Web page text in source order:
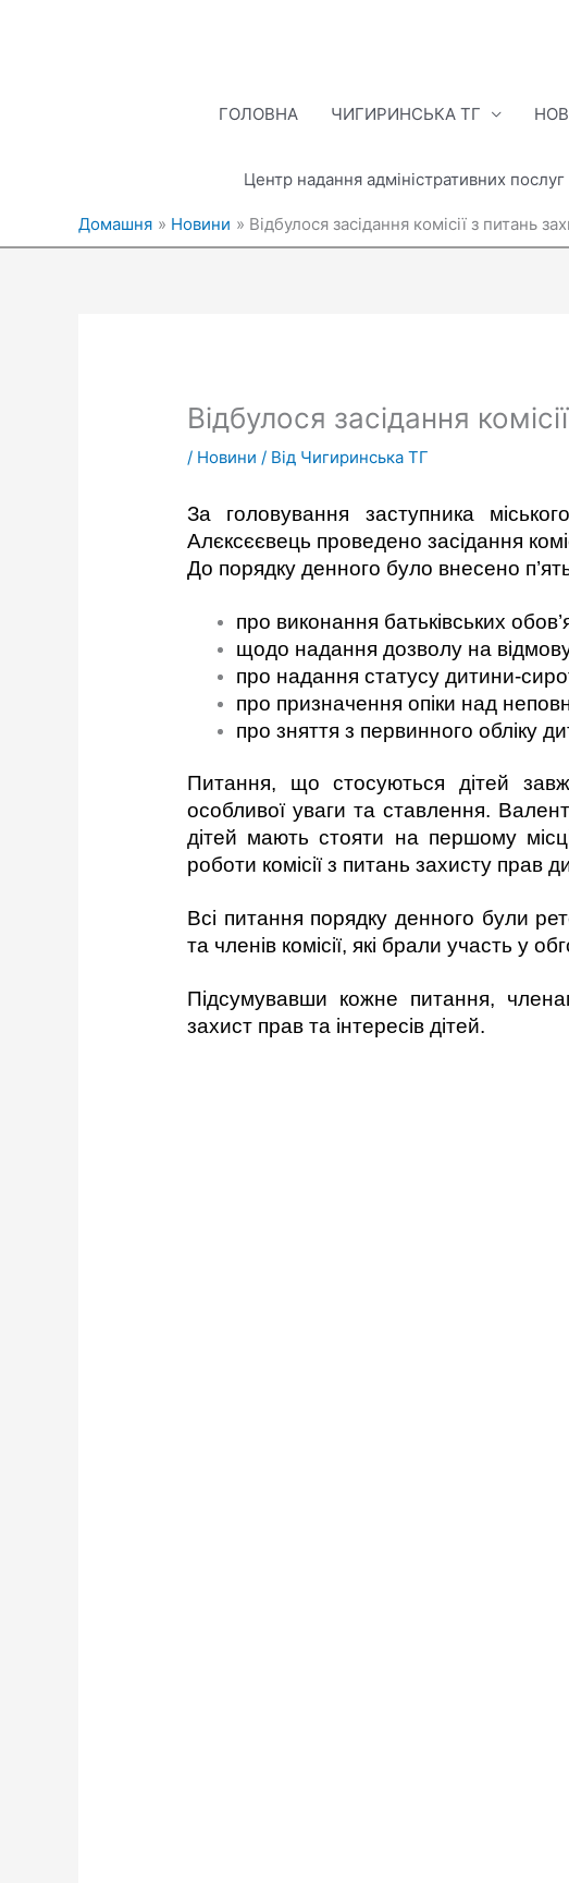
ГОЛОВНА ЧИГИРИНСЬКА ТГ
Центр надання адміністративних
Домашня Новини Відбулося засідання комісії з питань
Відбулося засідання
/ Новини / Від Чигиринська ТГ
За головування заступника
Алєксєєвець проведено засідання
До порядку денного було внесено
про виконання батьківських
щодо надання дозволу на
про надання статусу дитини-
про призначення опіки над
про зняття з первинного обліку
Питання, що стосуються дітей
особливої уваги та ставлення.
дітей мають стояти на першому
роботи комісії з питань захисту прав
Всі питання порядку денного були
та членів комісії, які брали участь у
Підсумувавши кожне питання,
захист прав та інтересів дітей.